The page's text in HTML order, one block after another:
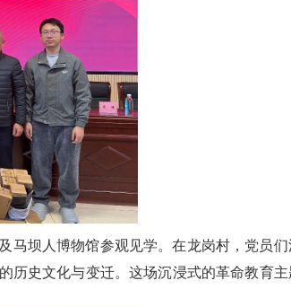
马坝人博物馆参观见学。在龙岗村，党员
历史文化与变迁。这场沉浸式的革命教育